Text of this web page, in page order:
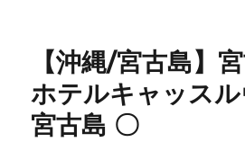
【沖縄/宮古島】
ホテルキャッス
宮古島 〇